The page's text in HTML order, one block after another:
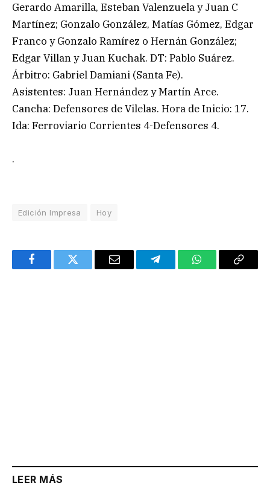
Gerardo Amarilla, Esteban Valenzuela y Juan C
Martínez; Gonzalo González, Matías Gómez, Edgar
Franco y Gonzalo Ramírez o Hernán González;
Edgar Villan y Juan Kuchak. DT: Pablo Suárez.
Árbitro: Gabriel Damiani (Santa Fe).
Asistentes: Juan Hernández y Martín Arce.
Cancha: Defensores de Vilelas. Hora de Inicio: 17.
Ida: Ferroviario Corrientes 4-Defensores 4.
.
Edición Impresa Hoy
FacebookTwitter Email TelegramWhatsAppCopy
LEER MÁS